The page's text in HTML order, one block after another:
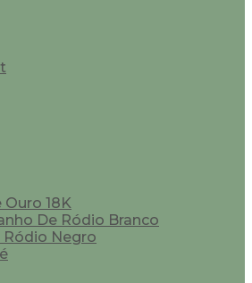
Ouro 18K
De Ródio Branco
Ródio Negro